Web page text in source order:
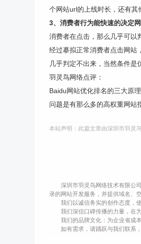
个网站url的上线时长，还有其
3、消费者行为能快速的决定
消费者在点击，那么几乎可以
经过摹拟正常消费者点击网站
几乎判定不出来，当然条件是
羽灵鸟网络点评：
Baidu网站优化排名的三大原
问题是有那么多的高权重网站
本站声明：此篇文章由深圳市羽灵
深圳市羽灵鸟网络技术有限公
录的网站开发服务，并提供域名、
我们以诚信务实的创作态度，
我们深信口碑传播的力量，在
我们的品牌文化：为企业省成
如有需求，请踊跃与我们联系